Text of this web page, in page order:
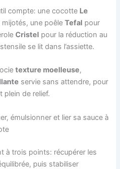
compte: une cocotte Le
mijotés, une poêleTefal pour
Cristel pour la réduction au
se lit dans l’assiette.
texture moelleuse,
servie sans attendre, pour
plein de relief.
émulsionner et lier sa sauce à
à trois points: récupérer les
puis stabiliser